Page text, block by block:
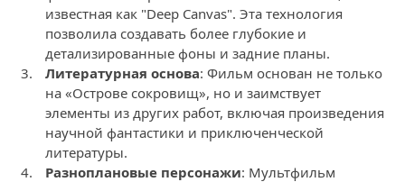
известная как "Deep Canvas". Эта технология
позволила создавать более глубокие и
детализированные фоны и задние планы.
Литературная основа: Фильм основан не только
на «Острове сокровищ», но и заимствует
элементы из других работ, включая произведения
научной фантастики и приключенческой
литературы.
Разноплановые персонажи: Мультфильм